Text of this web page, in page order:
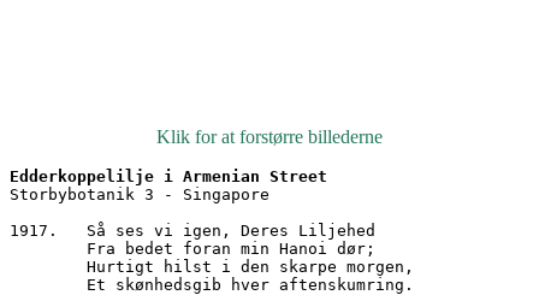
Klik for at forstørre billederne
Edderkoppelilje i Armenian Street
Storbybotanik 3 - Singapore
1917.	Så ses vi igen, Deres Liljehed
        Fra bedet foran min Hanoi dør;
        Hurtigt hilst i den skarpe morgen,
        Et skønhedsgib hver aftenskumring.